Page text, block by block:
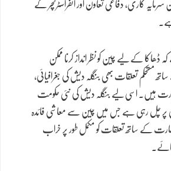
کاری، دفاعی تعاون اور انفراسٹرکچر کے
ڈھاکا کے لیے چین کو نظر انداز کرنا ممکن
مستحکم تعلقات بھی بنگلہ دیش کی جغرافیائی،
ہیں۔ اسی لیے بنگلہ دیش کی نئی حکومت
پر چل رہی ہے جس میں چین سے معاشی فائدہ
کے ساتھ تعلقات کو مکمل طور پر خراب